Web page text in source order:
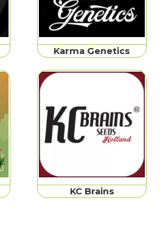
Karma Genetics
KC Brains